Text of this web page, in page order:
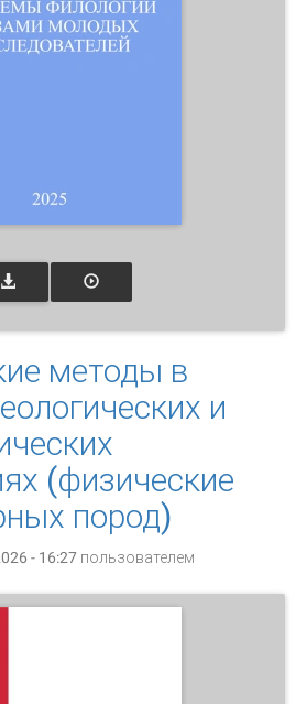
методы в
и
(физические
пород)
- 16:27 пользователем